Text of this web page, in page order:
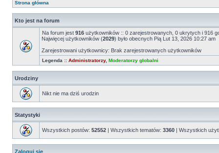
Strona główna
Kto jest na forum
Na forum jest 916 użytkowników :: 0 zarejestrowanych, 0 ukrytych i 916
Najwięcej użytkowników (2029) było obecnych Pią Lut 13, 2026 10:27 am
Zarejestrowani użytkownicy: Brak zarejestrowanych użytkowników
Legenda :: Administratorzy, Moderatorzy globalni
Urodziny
Nikt nie ma dziś urodzin
Statystyki
Wszystkich postów: 52552 | Wszystkich tematów: 3360 | Wszystkich
Zaloguj się